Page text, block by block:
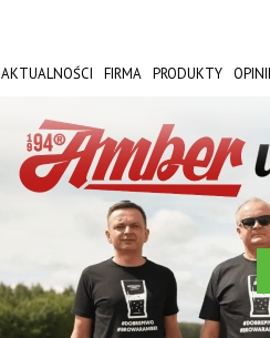
AKTUALNOŚCI FIRMA PRODUKTY
AMBER FEST